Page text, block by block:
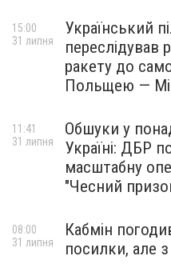
Український
переслідував
ракету до
Польщею —
15:00
31 липня
Обшуки у
Україні: ДБР
масштабну
"Чесний
11:41
31 липня
Кабмін
посилки, але
08:00
31 липня